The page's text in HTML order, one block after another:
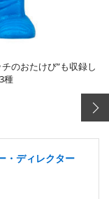
のおたけび”も収録し
種
・ディレクター